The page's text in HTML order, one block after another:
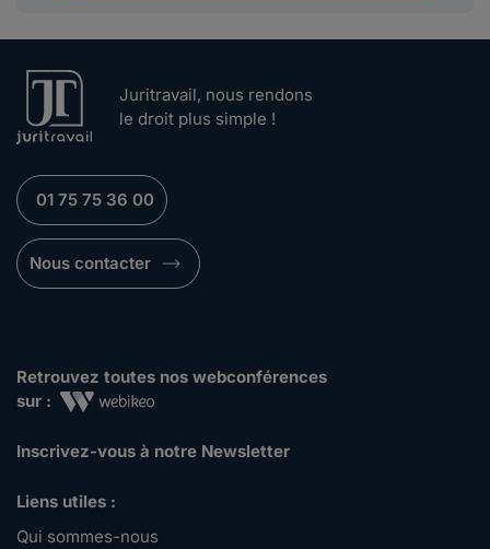
Juritravail, nous rendons
le droit plus simple !
01 75 75 36 00
Nous contacter
Retrouvez toutes nos webconférences
sur :
Inscrivez-vous à notre Newsletter
Liens utiles :
Qui sommes-nous